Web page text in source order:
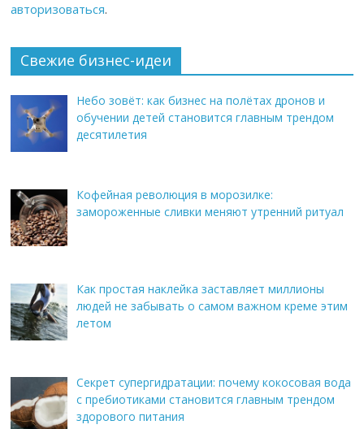
авторизоваться.
Свежие бизнес-идеи
Небо зовёт: как бизнес на полётах дронов и
обучении детей становится главным трендом
десятилетия
Кофейная революция в морозилке:
замороженные сливки меняют утренний ритуал
Как простая наклейка заставляет миллионы
людей не забывать о самом важном креме этим
летом
Секрет супергидратации: почему кокосовая вода
с пребиотиками становится главным трендом
здорового питания